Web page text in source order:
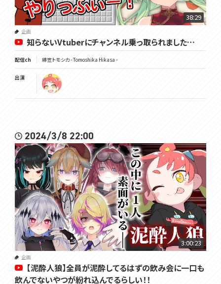
38:29
企画
知らないVtuberにチャンネル乗っ取られました…
配信ch 緋笠トモシカ - Tomoshika Hikasa -
出演
2024/3/8 22:00
3:00:23
企画
【泥酔人狼】全員が泥酔してるはずの飲み会に一口も
飲んでないやつが紛れ込んでるらしい！！